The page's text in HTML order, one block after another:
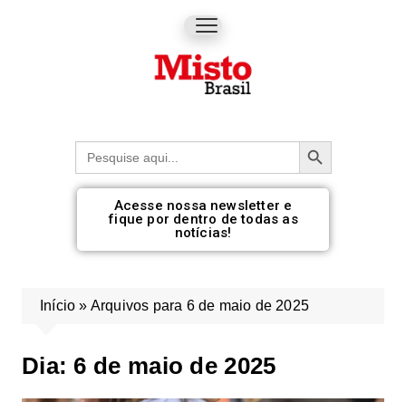
Procurar: Botão de pesquisa
Acesse nossa newsletter e
fique por dentro de todas as
notícias!
Início » Arquivos para 6 de maio de 2025
Dia: 6 de maio de 2025